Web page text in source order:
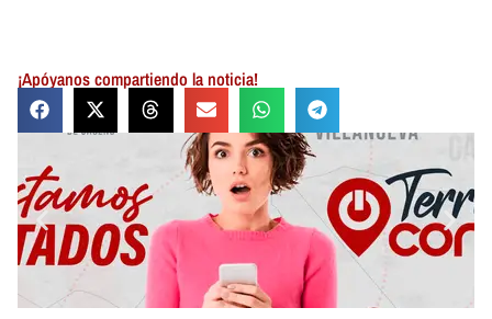
¡Apóyanos compartiendo la noticia!